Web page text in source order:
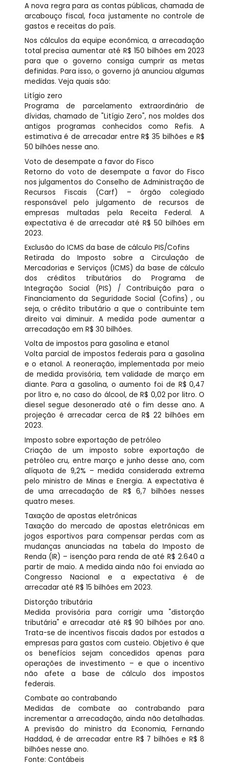
A nova regra para as contas públicas, chamada de
arcabouço fiscal, foca justamente no controle de
gastos e receitas do país.
Nos cálculos da equipe econômica, a arrecadação
total precisa aumentar até R$ 150 bilhões em 2023
para que o governo consiga cumprir as metas
definidas. Para isso, o governo já anunciou algumas
medidas. Veja quais são:
Litígio zero
Programa de parcelamento extraordinário de
dívidas, chamado de "Litígio Zero", nos moldes dos
antigos programas conhecidos como Refis. A
estimativa é de arrecadar entre R$ 35 bilhões e R$
50 bilhões nesse ano.
Voto de desempate a favor do Fisco
Retorno do voto de desempate a favor do Fisco
nos julgamentos do Conselho de Administração de
Recursos Fiscais (Carf) – órgão colegiado
responsável pelo julgamento de recursos de
empresas multadas pela Receita Federal. A
expectativa é de arrecadar até R$ 50 bilhões em
2023.
Exclusão do ICMS da base de cálculo PIS/Cofins
Retirada do Imposto sobre a Circulação de
Mercadorias e Serviços (ICMS) da base de cálculo
dos créditos tributários do Programa de
Integração Social (PIS) / Contribuição para o
Financiamento da Seguridade Social (Cofins) , ou
seja, o crédito tributário a que o contribuinte tem
direito vai diminuir. A medida pode aumentar a
arrecadação em R$ 30 bilhões.
Volta de impostos para gasolina e etanol
Volta parcial de impostos federais para a gasolina
e o etanol. A reoneração, implementada por meio
de medida provisória, tem validade de março em
diante. Para a gasolina, o aumento foi de R$ 0,47
por litro e, no caso do álcool, de R$ 0,02 por litro. O
diesel segue desonerado até o fim desse ano. A
projeção é arrecadar cerca de R$ 22 bilhões em
2023.
Imposto sobre exportação de petróleo
Criação de um imposto sobre exportação de
petróleo cru, entre março e junho desse ano, com
alíquota de 9,2% – medida considerada extrema
pelo ministro de Minas e Energia. A expectativa é
de uma arrecadação de R$ 6,7 bilhões nesses
quatro meses.
Taxação de apostas eletrônicas
Taxação do mercado de apostas eletrônicas em
jogos esportivos para compensar perdas com as
mudanças anunciadas na tabela do Imposto de
Renda (IR) – isenção para renda de até R$ 2.640 a
partir de maio. A medida ainda não foi enviada ao
Congresso Nacional e a expectativa é de
arrecadar até R$ 15 bilhões em 2023.
Distorção tributária
Medida provisória para corrigir uma "distorção
tributária" e arrecadar até R$ 90 bilhões por ano.
Trata-se de incentivos fiscais dados por estados a
empresas para gastos com custeio. Objetivo é que
os benefícios sejam concedidos apenas para
operações de investimento – e que o incentivo
não afete a base de cálculo dos impostos
federais.
Combate ao contrabando
Medidas de combate ao contrabando para
incrementar a arrecadação, ainda não detalhadas.
A previsão do ministro da Economia, Fernando
Haddad, é de arrecadar entre R$ 7 bilhões e R$ 8
bilhões nesse ano.
Fonte: Contábeis